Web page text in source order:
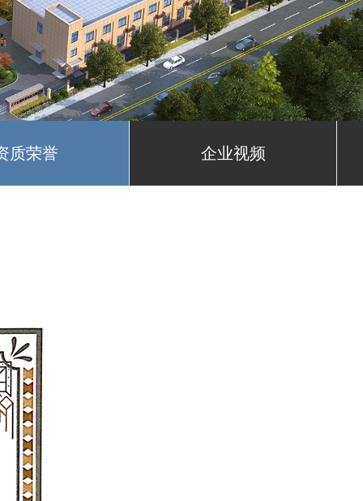
质荣誉 企业视频